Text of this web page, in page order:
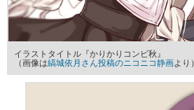
イラストタイトル『かりかりコンビ秋』
（画像は縞城依月さん投稿のニコニコ静画より）